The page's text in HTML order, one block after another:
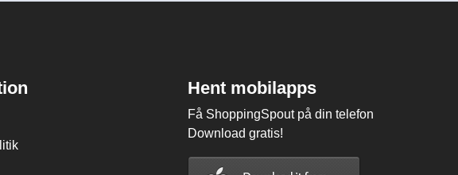
Hent mobilapps
Få ShoppingSpout på din telefon
Download gratis!